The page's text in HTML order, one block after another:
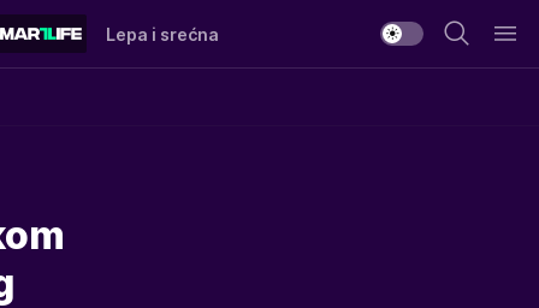
Lepa i srećna